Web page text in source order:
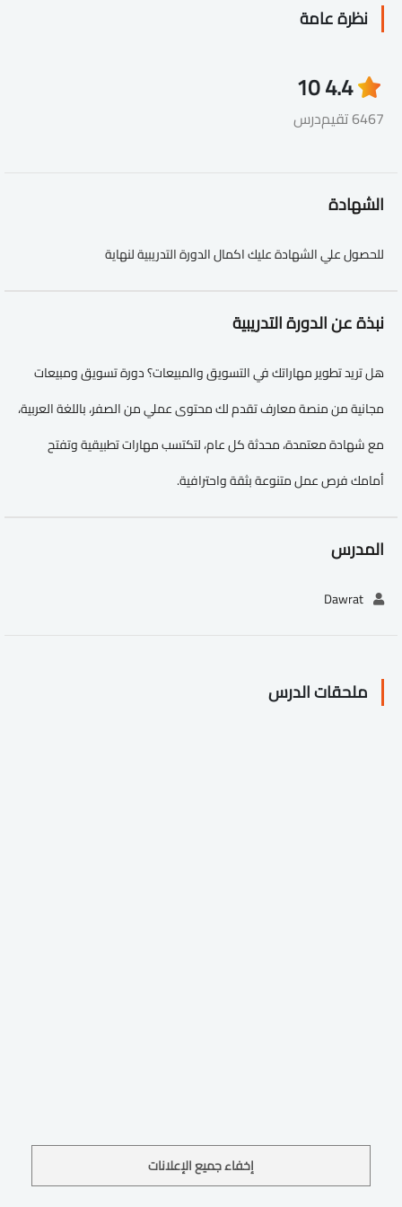
نظرة عامة
4.4
6467 تقيم
10
درس
الشهادة
للحصول علي الشهادة عليك اكمال الدورة التدريبية لنهاية
نبذة عن الدورة التدريبية
هل تريد تطوير مهاراتك في التسويق والمبيعات؟ دورة تسويق ومبيعات
مجانية من منصة معارف تقدم لك محتوى عملي من الصفر، باللغة العربية،
مع شهادة معتمدة، محدثة كل عام، لتكتسب مهارات تطبيقية وتفتح
أمامك فرص عمل متنوعة بثقة واحترافية.
المدرس
ملحقات الدرس
إخفاء جميع الإعلانات